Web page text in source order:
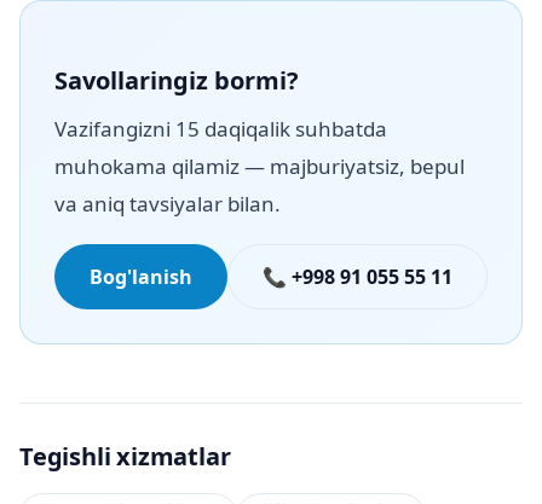
Savollaringiz bormi?
Vazifangizni 15 daqiqalik suhbatda
muhokama qilamiz — majburiyatsiz, bepul
va aniq tavsiyalar bilan.
Bog'lanish 📞 +998 91 055 55 11
Tegishli xizmatlar